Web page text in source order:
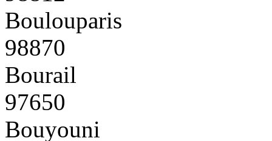
Boulouparis
98870
Bourail
97650
Bouyouni